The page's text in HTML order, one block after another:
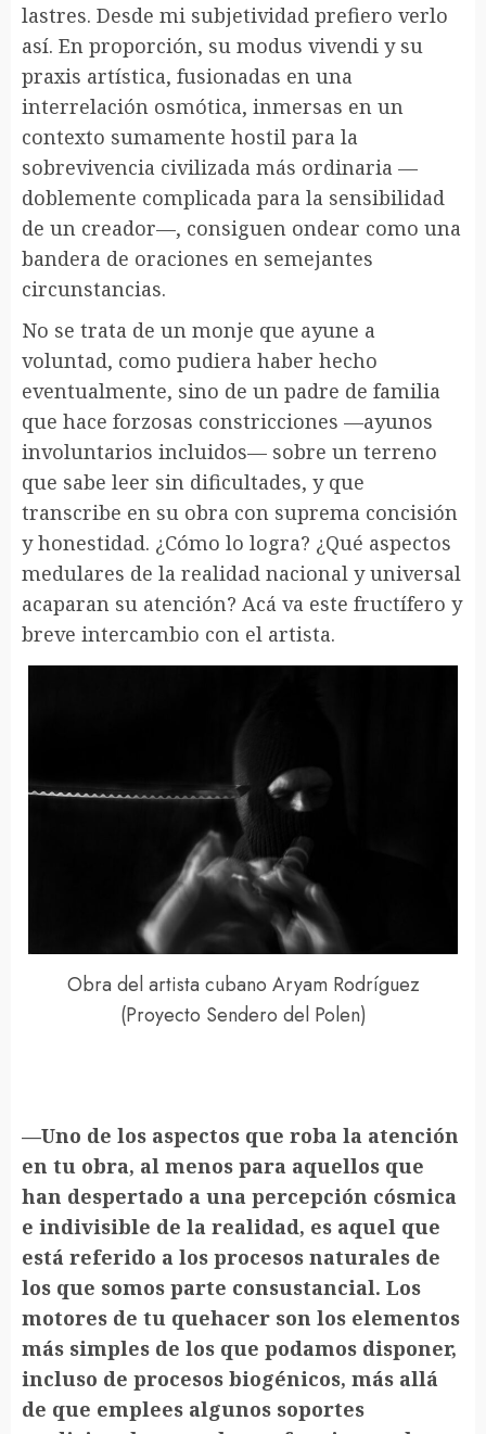
lastres. Desde mi subjetividad prefiero verlo
así. En proporción, su modus vivendi y su
praxis artística, fusionadas en una
interrelación osmótica, inmersas en un
contexto sumamente hostil para la
sobrevivencia civilizada más ordinaria —
doblemente complicada para la sensibilidad
de un creador—, consiguen ondear como una
bandera de oraciones en semejantes
circunstancias.
No se trata de un monje que ayune a
voluntad, como pudiera haber hecho
eventualmente, sino de un padre de familia
que hace forzosas constricciones —ayunos
involuntarios incluidos— sobre un terreno
que sabe leer sin dificultades, y que
transcribe en su obra con suprema concisión
y honestidad. ¿Cómo lo logra? ¿Qué aspectos
medulares de la realidad nacional y universal
acaparan su atención? Acá va este fructífero y
breve intercambio con el artista.
Obra del artista cubano Aryam Rodríguez
(Proyecto Sendero del Polen)
—Uno de los aspectos que roba la atención
en tu obra, al menos para aquellos que
han despertado a una percepción cósmica
e indivisible de la realidad, es aquel que
está referido a los procesos naturales de
los que somos parte consustancial. Los
motores de tu quehacer son los elementos
más simples de los que podamos disponer,
incluso de procesos biogénicos, más allá
de que emplees algunos soportes